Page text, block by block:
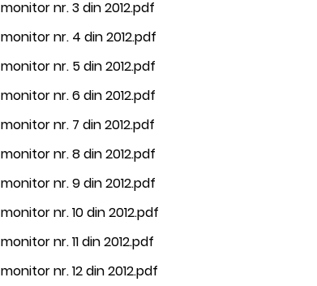
monitor nr. 3 din 2012.pdf
monitor nr. 4 din 2012.pdf
monitor nr. 5 din 2012.pdf
monitor nr. 6 din 2012.pdf
monitor nr. 7 din 2012.pdf
monitor nr. 8 din 2012.pdf
monitor nr. 9 din 2012.pdf
monitor nr. 10 din 2012.pdf
monitor nr. 11 din 2012.pdf
monitor nr. 12 din 2012.pdf